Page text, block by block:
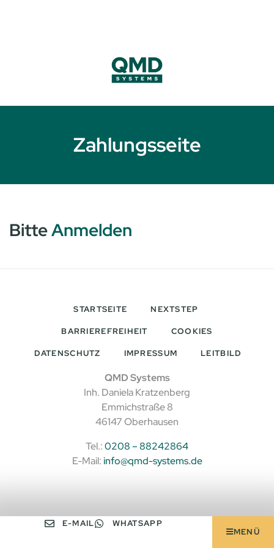
E-MAIL
WHATSAPP
MENÜ
Zahlungsseite
BitteAnmelden
STARTSEITE NEXTSTEP
BARRIEREFREIHEIT COOKIES
DATENSCHUTZ IMPRESSUM LEITBILD
QMD Systems
Inh. Daniela Kratzenberg
Emmichstraße 8
46147 Oberhausen
Tel.:0208 – 88242864
E-Mail:info@qmd-systems.de